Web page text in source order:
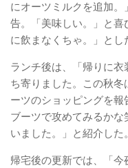
にオーツミルクを追加
告。「美味しい。」と
に飲まなくちゃ。」とし
ランチ後は、「帰りに
ち寄りました。この秋
ーツのショッピングを
ブーツで攻めてみるか
いました。」と紹介した。
帰宅後の更新では、「